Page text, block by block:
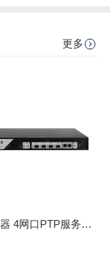
更多
时间服务器 4网口PTP服务器 CBM-D-40